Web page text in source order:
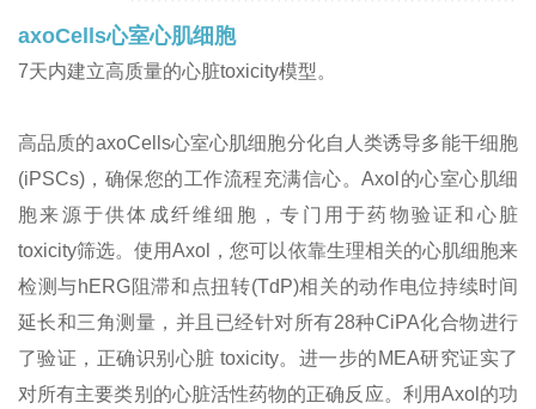
axoCells心室心肌细胞
7天内建立高质量的心脏toxicity模型。
高品质的axoCells心室心肌细胞分化自人类诱导多能干细胞
(iPSCs)，确保您的工作流程充满信心。Axol的心室心肌细
胞来源于供体成纤维细胞，专门用于药物验证和心脏
toxicity筛选。使用Axol，您可以依靠生理相关的心肌细胞来
检测与hERG阻滞和点扭转(TdP)相关的动作电位持续时间
延长和三角测量，并且已经针对所有28种CiPA化合物进行
了验证，正确识别心脏 toxicity。进一步的MEA研究证实了
对所有主要类别的心脏活性药物的正确反应。利用Axol的功